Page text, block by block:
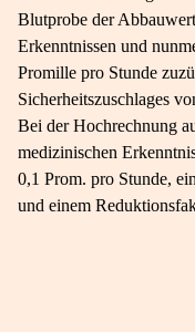
Blutprobe der
Erkenntnissen und
Promille pro Stunde
Sicherheitszuschlages
Bei der Hochrechnung
medizinischen
0,1 Prom. pro Stunde,
und einem